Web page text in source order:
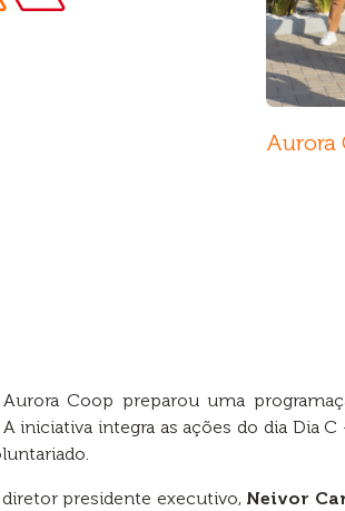
Aurora
Coop preparou uma
A iniciativa integra as ações do dia Dia
presidente executivo, Neivor